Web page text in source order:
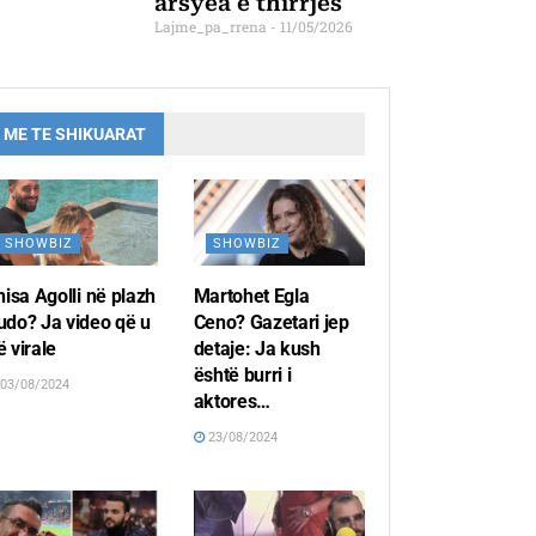
Lajme_pa_rrena 11/05/2026
ME TE SHIKUARAT
SHOWBIZ
Agolli në plazh
Ja video që u
virale
08/2024
SHOWBIZ
Martohet Egla
Ceno? Gazetari jep
detaje: Ja kush
është burri i
aktores…
23/08/2024